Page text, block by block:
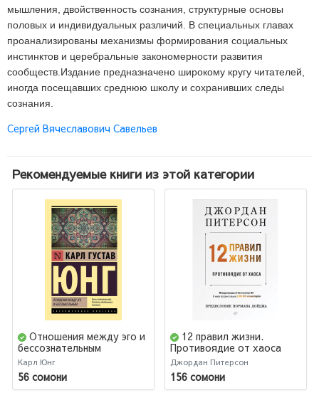
мышления, двойственность сознания, структурные основы
половых и индивидуальных различий. В специальных главах
проанализированы механизмы формирования социальных
инстинктов и церебральные закономерности развития
сообществ.Издание предназначено широкому кругу читателей,
иногда посещавших среднюю школу и сохранивших следы
сознания.
Сергей Вячеславович Савельев
Рекомендуемые книги из этой категории
Отношения между эго и
бессознательным
Карл Юнг
56 сомони
12 правил жизни.
Противоядие от хаоса
Джордан Питерсон
156 сомони